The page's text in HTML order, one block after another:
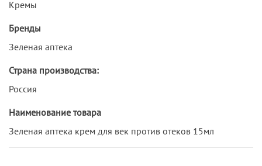
Кремы
Бренды
Зеленая аптека
Страна производства:
Россия
Наименование товара
Зеленая аптека крем для век против отеков 15мл